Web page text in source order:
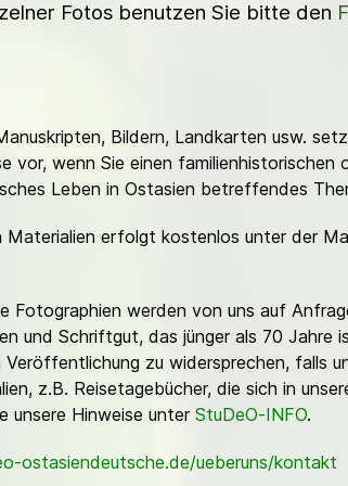
Fotos benutzen Sie bitte den
Bildern, Landkarten usw.
vor, wenn Sie einen
Leben in Ostasien betreffendes
erfolgt kostenlos unter der
Fotographien werden von uns auf
und Schriftgut, das jünger als 70
zu widersprechen, falls
z.B. Reisetagebücher, die sich in
unsere Hinweise unter StuDeO-INFO.
ostasiendeutsche.de/ueberuns/kontakt